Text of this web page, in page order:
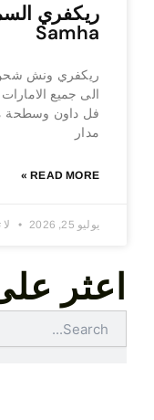
Samha
ريكفري ونش
الى جميع
فل داون وسطحة
مدار
READ MORE »
يوليو 25, 2026
اعثر